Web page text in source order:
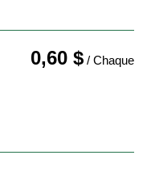
0,60 $ / Chaque